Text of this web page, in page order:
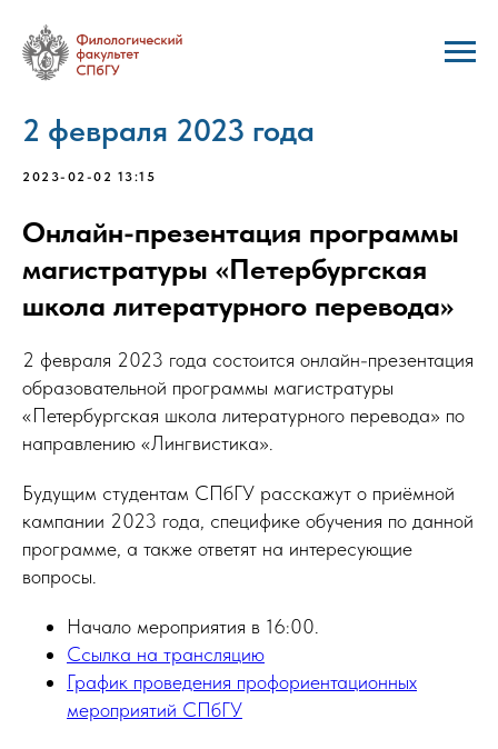
2 февраля 2023 года
2023-02-02 13:15
Онлайн-презентация программы
магистратуры «Петербургская
школа литературного перевода»
2 февраля 2023 года состоится онлайн-презентация
образовательной программы магистратуры
«Петербургская школа литературного перевода» по
направлению «Лингвистика».
Будущим студентам СПбГУ расскажут о приёмной
кампании 2023 года, специфике обучения по данной
программе, а также ответят на интересующие
вопросы.
Начало мероприятия в 16:00.
Ссылка на трансляцию
График проведения профориентационных
мероприятий СПбГУ